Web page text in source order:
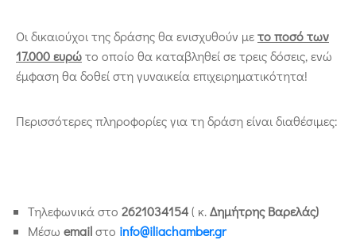
Οι δικαιούχοι της δράσης θα ενισχυθούν μετο ποσό των
17.000 ευρώτο οποίο θα καταβληθεί σε τρεις δόσεις, ενώ
έμφαση θα δοθεί στη γυναικεία επιχειρηματικότητα!
Περισσότερες πληροφορίες για τη δράση είναι διαθέσιμες:
Τηλεφωνικά στο 2621034154( κ.Δημήτρης Βαρελάς)
Μέσω emailστο info@iliachamber.gr